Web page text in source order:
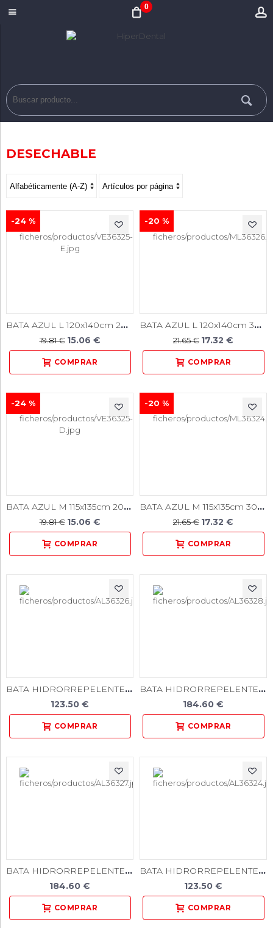
0
DESECHABLE
BATA AZUL L 120x140cm 20g PUÑO ELASTICO 10u.
19.81 € 15.06 €
-24 %
BATA AZUL L 120x140cm 30g PUÑO ELASTICO TEJIDO 10u
21.65 € 17.32 €
-20 %
BATA AZUL M 115x135cm 20g PUÑO ELASTICO 10u.
19.81 € 15.06 €
-24 %
BATA AZUL M 115x135cm 30g PUÑO ELASTICO TEJIDO 10u
21.65 € 17.32 €
-20 %
BATA HIDRORREPELENTE AZUL 50u.
123.50 €
BATA HIDRORREPELENTE ESTERIL AZUL 50u.
184.60 €
BATA HIDRORREPELENTE ESTERIL VERDE 50u.
184.60 €
BATA HIDRORREPELENTE VERDE 50u.
123.50 €